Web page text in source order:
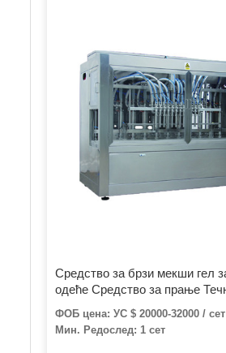
Средство за брзи мекши гел
одеће Средство за прање
Дезинфекционо средство за
Санитарно средство за
флаша Машина за паковање
ФОБ цена: УС $ 20000-32000 / сет
Мин. Редослед: 1 сет